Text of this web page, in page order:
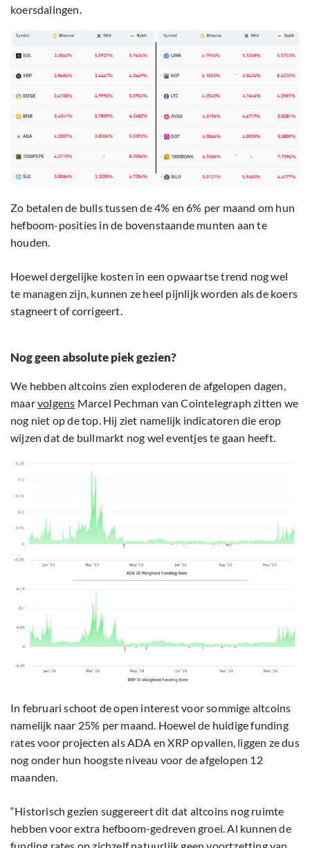
koersdalingen.
Zo betalen de bulls tussen de 4% en 6% per maand om hun
hefboom-posities in de bovenstaande munten aan te
houden.
Hoewel dergelijke kosten in een opwaartse trend nog wel
te managen zijn, kunnen ze heel pijnlijk worden als de koers
stagneert of corrigeert.
Nog geen absolute piek gezien?
We hebben altcoins zien exploderen de afgelopen dagen,
maarvolgens Marcel Pechman van Cointelegraph zitten we
nog niet op de top. Hij ziet namelijk indicatoren die erop
wijzen dat de bullmarkt nog wel eventjes te gaan heeft.
In februari schoot de open interest voor sommige altcoins
namelijk naar 25% per maand. Hoewel de huidige funding
rates voor projecten als ADA en XRP opvallen, liggen ze dus
nog onder hun hoogste niveau voor de afgelopen 12
maanden.
“Historisch gezien suggereert dit dat altcoins nog ruimte
hebben voor extra hefboom-gedreven groei. Al kunnen de